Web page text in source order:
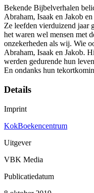
Bekende Bijbelverhalen
Abraham, Isaak en Jakob
Ze leefden vierduizend jaar
het waren wel mensen met
onzekerheden als wij. Wie
Abraham, Isaak en Jakob.
werden gedurende hun
En ondanks hun
Details
Imprint
KokBoekencentrum
Uitgever
VBK Media
Publicatiedatum